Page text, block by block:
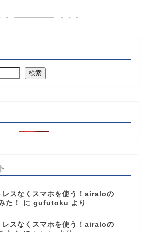
検索
レスなくスマホを使う！airaloの
た！
に gufutoku より
レスなくスマホを使う！airaloの